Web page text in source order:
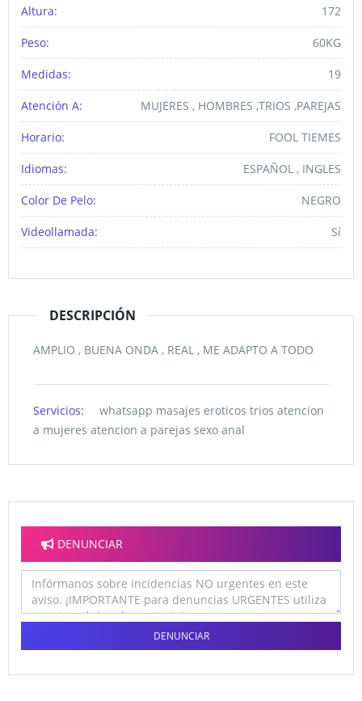
Altura: 172
Peso: 60KG
Medidas: 19
Atención A: MUJERES , HOMBRES ,TRIOS ,PAREJAS
Horario: FOOL TIEMES
Idiomas: ESPAÑOL , INGLES
Color De Pelo: NEGRO
Videollamada: Sí
DESCRIPCIÓN
AMPLIO , BUENA ONDA , REAL , ME ADAPTO A TODO
Servicios:
whatsapp masajes eroticos trios atencion
a mujeres atencion a parejas sexo anal
DENUNCIAR
DENUNCIAR